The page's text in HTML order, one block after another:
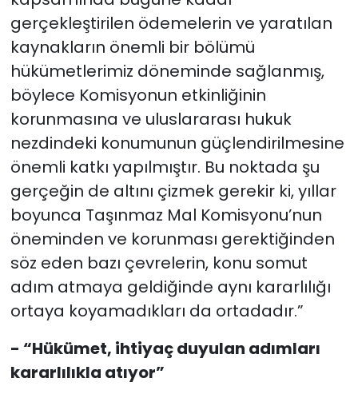
gerçekleştirilen ödemelerin ve yaratılan
kaynakların önemli bir bölümü
hükümetlerimiz döneminde sağlanmış,
böylece Komisyonun etkinliğinin
korunmasına ve uluslararası hukuk
nezdindeki konumunun güçlendirilmesine
önemli katkı yapılmıştır. Bu noktada şu
gerçeğin de altını çizmek gerekir ki, yıllar
boyunca Taşınmaz Mal Komisyonu’nun
öneminden ve korunması gerektiğinden
söz eden bazı çevrelerin, konu somut
adım atmaya geldiğinde aynı kararlılığı
ortaya koyamadıkları da ortadadır.”
- “Hükümet, ihtiyaç duyulan adımları
kararlılıkla atıyor”